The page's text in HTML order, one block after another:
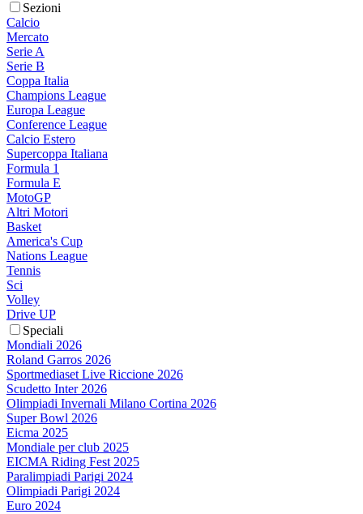
Sezioni
Calcio
Mercato
Serie A
Serie B
Coppa Italia
Champions League
Europa League
Conference League
Calcio Estero
Supercoppa Italiana
Formula 1
Formula E
MotoGP
Altri Motori
Basket
America's Cup
Nations League
Tennis
Sci
Volley
Drive UP
Speciali
Mondiali 2026
Roland Garros 2026
Sportmediaset Live Riccione 2026
Scudetto Inter 2026
Olimpiadi Invernali Milano Cortina 2026
Super Bowl 2026
Eicma 2025
Mondiale per club 2025
EICMA Riding Fest 2025
Paralimpiadi Parigi 2024
Olimpiadi Parigi 2024
Euro 2024